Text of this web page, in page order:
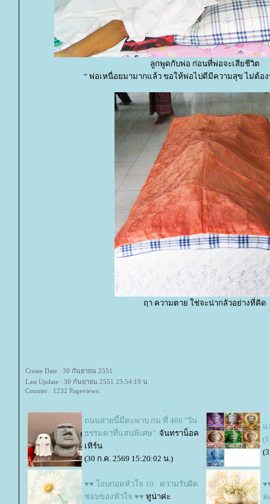
ลูกพูดกับพ่อ ก่อนที่พ่อจะเสียชีวิต
“ พ่อเหนื่อยมามากแล้ว ขอให้พ่อไปดีมีความสุข ไม่ต้อ
ฤา ความตาย ใช่จะน่ากลัวอย่างที่คิด
Create Date : 30 กันยายน 2551
Last Update : 30 กันยายน 2551 23:54:19 น.
Counter : 1232 Pageviews.
ถนนสายนี้มีตะพาบ กม.ที่ 406 "วัน
ธรรมดาที่แสนพิเศษ" จันทราน็อค
เทิร์น
(30 ก.ค. 2569 15:20:02 น.)
จ
♥♥ โอบกอดหัวใจ 10 · ความรับผิด
ชอบของหัวใจ ♥♥ ทูน่าค่ะ
ล